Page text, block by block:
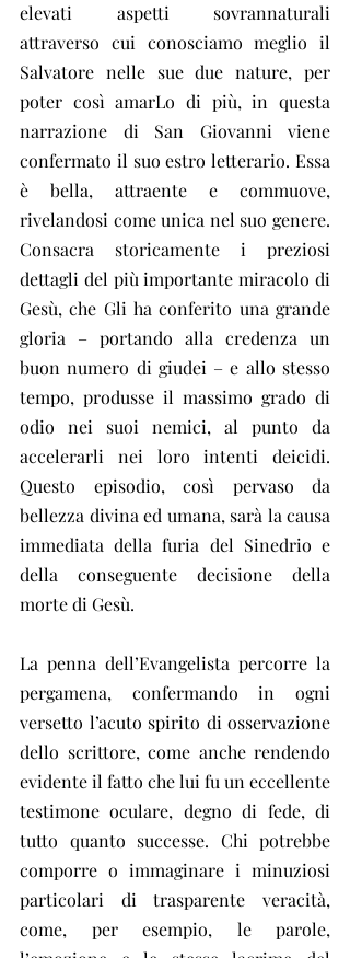
elevati aspetti sovrannaturali
attraverso cui conosciamo meglio il
Salvatore nelle sue due nature, per
poter così amarLo di più, in questa
narrazione di San Giovanni viene
confermato il suo estro letterario. Essa
è bella, attraente e commuove,
rivelandosi come unica nel suo genere.
Consacra storicamente i preziosi
dettagli del più importante miracolo di
Gesù, che Gli ha conferito una grande
gloria – portando alla credenza un
buon numero di giudei – e allo stesso
tempo, produsse il massimo grado di
odio nei suoi nemici, al punto da
accelerarli nei loro intenti deicidi.
Questo episodio, così pervaso da
bellezza divina ed umana, sarà la causa
immediata della furia del Sinedrio e
della conseguente decisione della
morte di Gesù.
La penna dell’Evangelista percorre la
pergamena, confermando in ogni
versetto l’acuto spirito di osservazione
dello scrittore, come anche rendendo
evidente il fatto che lui fu un eccellente
testimone oculare, degno di fede, di
tutto quanto successe. Chi potrebbe
comporre o immaginare i minuziosi
particolari di trasparente veracità,
come, per esempio, le parole,